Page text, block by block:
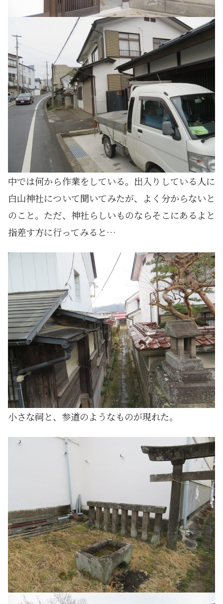
中では何から作業をしている。出入りしている人に
白山神社について聞いてみたが、よく分からないと
のこと。ただ、神社らしいものならそこにあるよと
指差す方に行ってみると…
小さな祠と、参道のようなものが現れた。